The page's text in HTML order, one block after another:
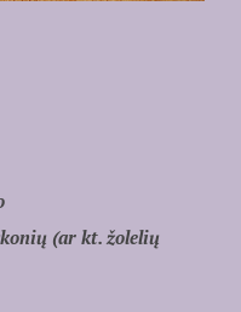
(ar kt. žolelių